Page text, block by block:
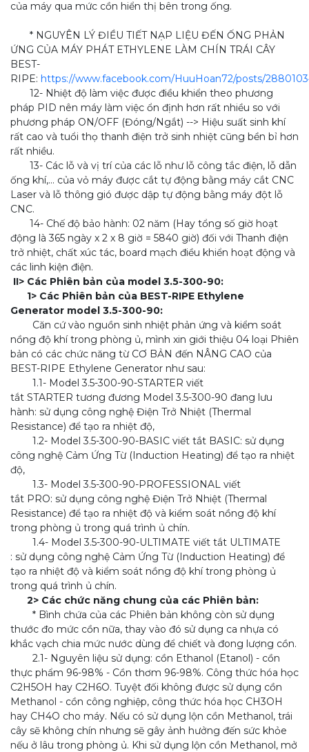
của máy qua mức cồn hiển thị bên trong ống.
* NGUYÊN LÝ ĐIỀU TIẾT NẠP LIỆU ĐẾN ỐNG PHẢN
ỨNG CỦA MÁY PHÁT ETHYLENE LÀM CHÍN TRÁI CÂY
BEST-
RIPE: https://www.facebook.com/HuuHoan72/posts/
12- Nhiệt độ làm việc được điều khiển theo phương
pháp PID nên máy làm việc ổn định hơn rất nhiều so với
phương pháp ON/OFF (Đóng/Ngắt) --> Hiệu suất sinh khí
rất cao và tuổi thọ thanh điện trở sinh nhiệt cũng bền bỉ hơn
rất nhiều.
13- Các lỗ và vị trí của các lỗ như lỗ công tắc điện, lỗ dẫn
ống khí,... của vỏ máy được cắt tự động bằng máy cắt CNC
Laser và lỗ thông gió được dập tự động bằng máy đột lỗ
CNC.
14- Chế độ bảo hành: 02 năm (Hay tổng số giờ hoạt
động là 365 ngày x 2 x 8 giờ = 5840 giờ) đối với Thanh điện
trở nhiệt, chất xúc tác, board mạch điều khiển hoạt động và
các linh kiện điện.
II> Các Phiên bản của model 3.5-300-90:
1> Các Phiên bản của BEST-RIPE Ethylene
Generator model 3.5-300-90:
Căn cứ vào nguồn sinh nhiệt phản ứng và kiểm soát
nồng độ khí trong phòng ủ, mình xin giới thiệu 04 loại Phiên
bản có các chức năng từ CƠ BẢN đến NÂNG CAO của
BEST-RIPE Ethylene Generator như sau:
1.1- Model 3.5-300-90-STARTER viết
tắt STARTER tương đương Model 3.5-300-90 đang lưu
hành: sử dụng công nghệ Điện Trở Nhiệt (Thermal
Resistance) để tạo ra nhiệt độ,
1.2- Model 3.5-300-90-BASIC viết tắt BASIC: sử dụng
công nghệ Cảm Ứng Từ (Induction Heating) để tạo ra nhiệt
độ,
1.3- Model 3.5-300-90-PROFESSIONAL viết
tắt PRO: sử dụng công nghệ Điện Trở Nhiệt (Thermal
Resistance) để tạo ra nhiệt độ và kiểm soát nồng độ khí
trong phòng ủ trong quá trình ủ chín.
1.4- Model 3.5-300-90-ULTIMATE viết tắt ULTIMATE
: sử dụng công nghệ Cảm Ứng Từ (Induction Heating) để
tạo ra nhiệt độ và kiểm soát nồng độ khí trong phòng ủ
trong quá trình ủ chín.
2> Các chức năng chung của các Phiên bản:
* Bình chứa của các Phiên bản không còn sử dụng
thước đo mức cồn nữa, thay vào đó sử dụng ca nhựa có
khắc vạch chia mức nước dùng để chiết và đong lượng cồn.
2.1- Nguyên liệu sử dụng: cồn Ethanol (Etanol) - cồn
thực phẩm 96-98% - Cồn thơm 96-98%. Công thức hóa học
C2H5OH hay C2H6O. Tuyệt đối không được sử dụng cồn
Methanol - cồn công nghiệp, công thức hóa học CH3OH
hay CH4O cho máy. Nếu có sử dụng lộn cồn Methanol, trái
cây sẽ không chín nhưng sẽ gây ảnh hưởng đến sức khỏe
nếu ở lâu trong phòng ủ. Khi sử dụng lộn cồn Methanol, mở